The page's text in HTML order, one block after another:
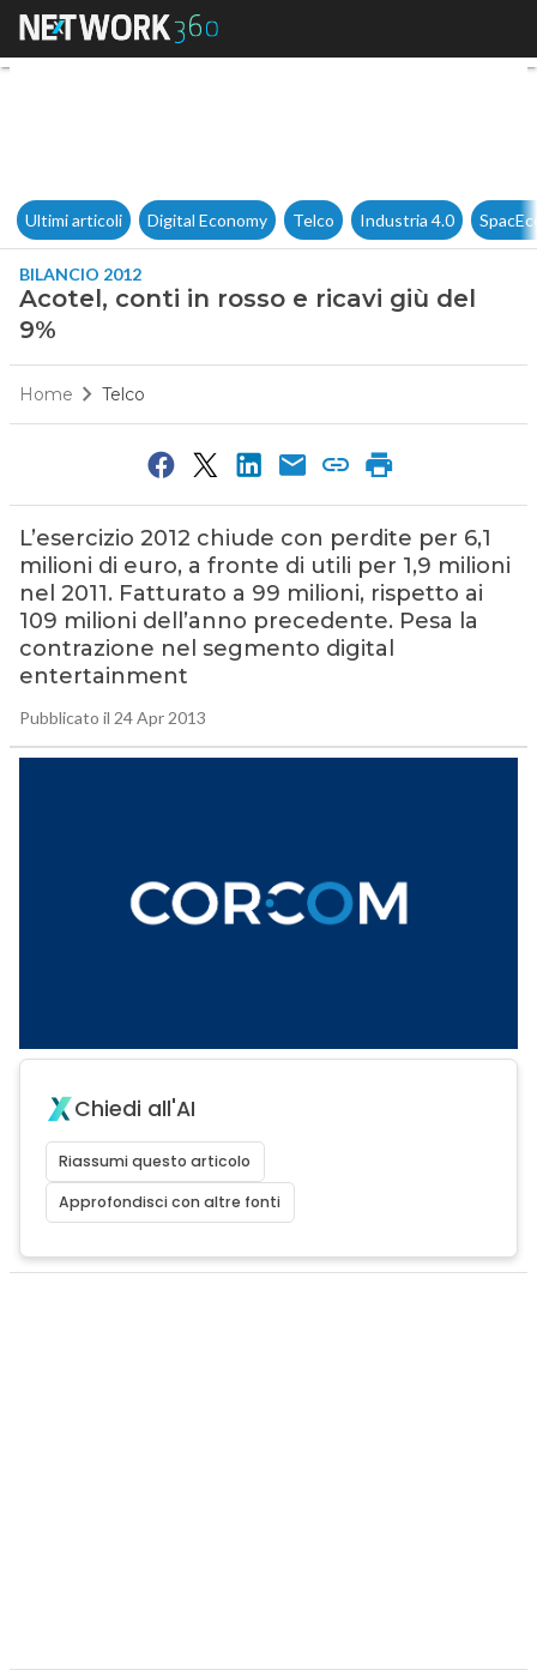
Acotel, conti in rosso e ricavi
Ultimi articoli Digital Economy Telco Industria 4.0
BILANCIO 2012
Acotel, conti in rosso e ricavi giù del
9%
Home Telco
L’esercizio 2012 chiude con perdite per 6,1
milioni di euro, a fronte di utili per 1,9 milioni
nel 2011. Fatturato a 99 milioni, rispetto ai
109 milioni dell’anno precedente. Pesa la
contrazione nel segmento digital
entertainment
Pubblicato il 24 Apr 2013
Chiedi all'AI
Riassumi questo articolo
Approfondisci con altre fonti